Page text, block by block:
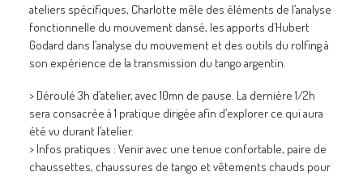
ateliers spécifiques, Charlotte mêle des éléments de l’analyse
fonctionnelle du mouvement dansé, les apports d’Hubert
Godard dans l’analyse du mouvement et des outils du rolfing à
son expérience de la transmission du tango argentin.
> Déroulé 3h d’atelier, avec 10mn de pause. La dernière 1/2h
sera consacrée à 1 pratique dirigée afin d’explorer ce qui aura
été vu durant l’atelier.
> Infos pratiques : Venir avec une tenue confortable, paire de
chaussettes, chaussures de tango et vêtements chauds pour